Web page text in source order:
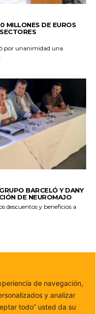
MILLONES DE EUROS
por unanimidad una
BARCELÓ Y DANY
DE NEUROMAJO
descuentos y beneficios a